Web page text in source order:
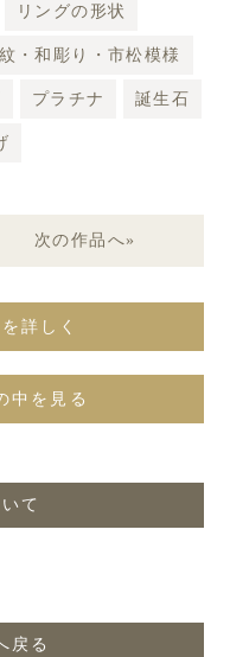
リングの形状
・和彫り・市松模様
プラチナ 誕生石
次の作品へ»
詳しく
中を見る
て
戻る